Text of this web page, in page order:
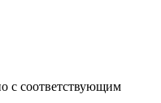
с соответствующим